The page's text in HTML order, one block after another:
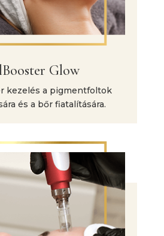
Glow
kezelés a pigmentfoltok
és a bőr fiatalítására.